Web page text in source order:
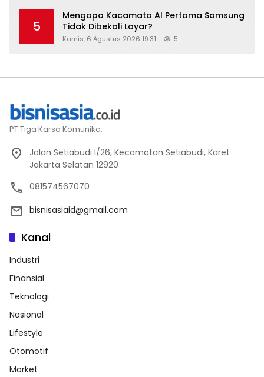
5
Mengapa Kacamata AI Pertama Samsung
Tidak Dibekali Layar?
Kamis, 6 Agustus 2026 19:31 5
PT Tiga Karsa Komunika.
Jalan Setiabudi I/26, Kecamatan Setiabudi, Karet
Jakarta Selatan 12920
081574567070
bisnisasiaid@gmail.com
Kanal
Industri
Finansial
Teknologi
Nasional
Lifestyle
Otomotif
Market